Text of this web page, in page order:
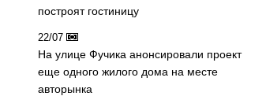
построят гостиницу
22/07
На улице Фучика анонсировали проект
еще одного жилого дома на месте
авторынка